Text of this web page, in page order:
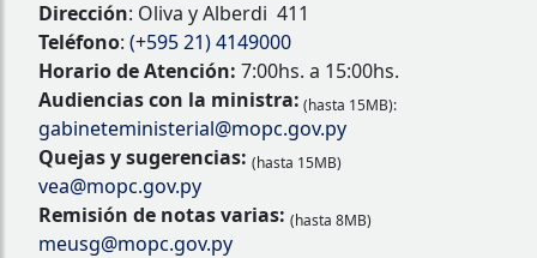
Dirección: Oliva y Alberdi 411
Teléfono: (+595 21) 4149000
Horario de Atención: 7:00hs. a 15:00hs.
Audiencias con la ministra: (hasta 15MB):
gabineteministerial@mopc.gov.py
Quejas y sugerencias: (hasta 15MB)
vea@mopc.gov.py
Remisión de notas varias: (hasta 8MB)
meusg@mopc.gov.py